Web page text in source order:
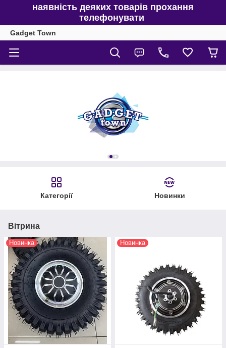
наявність деяких товарів прохання
телефонувати
Gadget Town
Категорії Новинки
Вітрина
Новинка Новинка